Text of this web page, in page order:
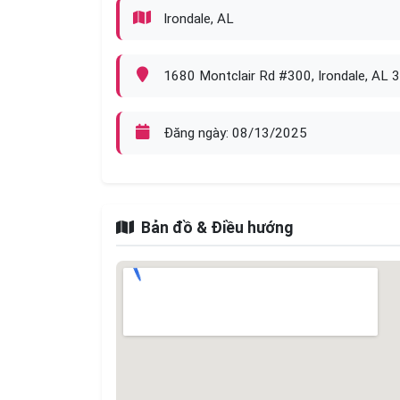
Irondale, AL
1680 Montclair Rd #300, Irondale, AL
Đăng ngày: 08/13/2025
Bản đồ & Điều hướng